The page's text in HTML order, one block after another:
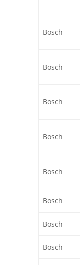
Bosch
Bosch
Bosch
Bosch
Bosch
Bosch
Bosch
Bosch